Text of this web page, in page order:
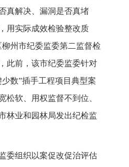
真解决、漏洞是否真堵
用实际成效检验整改质
州市纪委监委第二监督检
此前，该市纪委监委针对
数”插手工程项目典型案
松软、用权监督不到位、
林业和园林局发出纪检监
委组织以案促改促治评估